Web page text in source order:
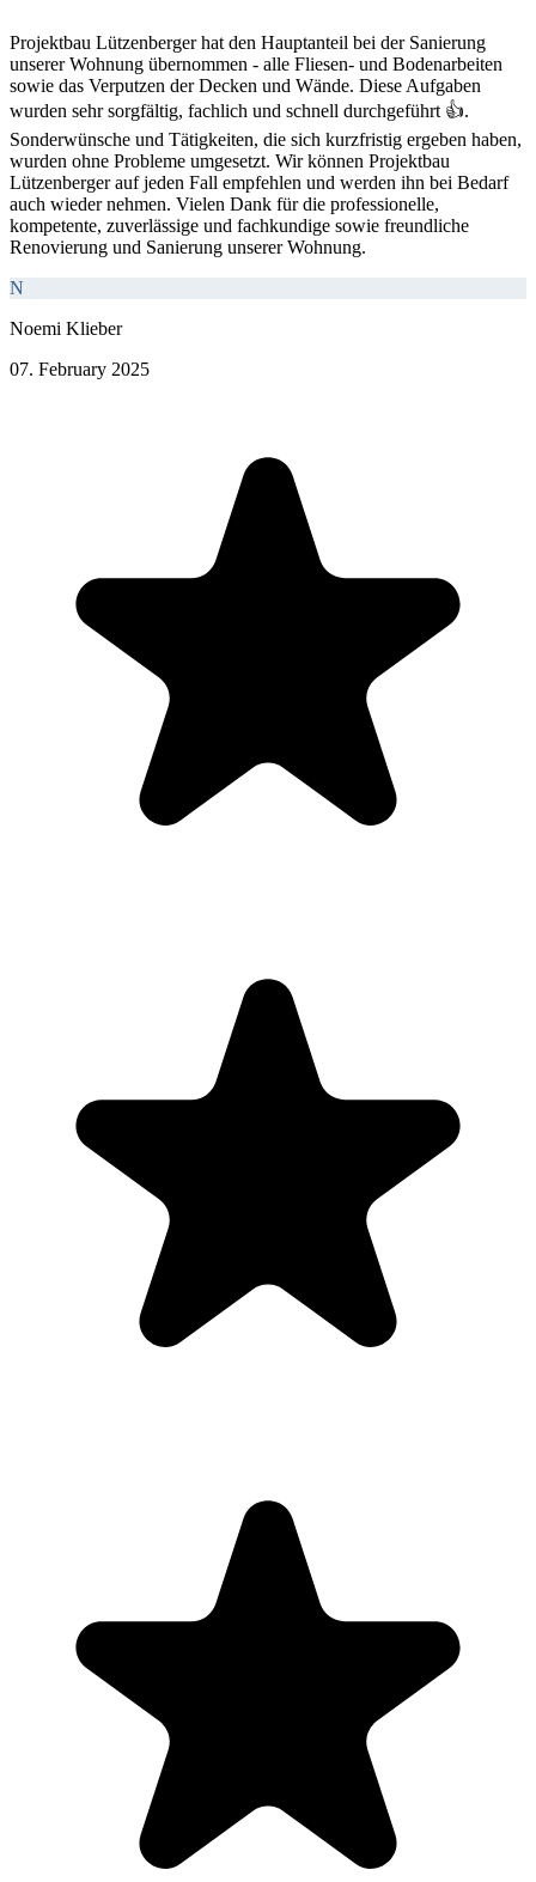
Projektbau Lützenberger hat den Hauptanteil bei der Sanierung
unserer Wohnung übernommen - alle Fliesen- und Bodenarbeiten
sowie das Verputzen der Decken und Wände. Diese Aufgaben
wurden sehr sorgfältig, fachlich und schnell durchgeführt 👍.
Sonderwünsche und Tätigkeiten, die sich kurzfristig ergeben haben,
wurden ohne Probleme umgesetzt. Wir können Projektbau
Lützenberger auf jeden Fall empfehlen und werden ihn bei Bedarf
auch wieder nehmen. Vielen Dank für die professionelle,
kompetente, zuverlässige und fachkundige sowie freundliche
Renovierung und Sanierung unserer Wohnung.
N
Noemi Klieber
07. February 2025